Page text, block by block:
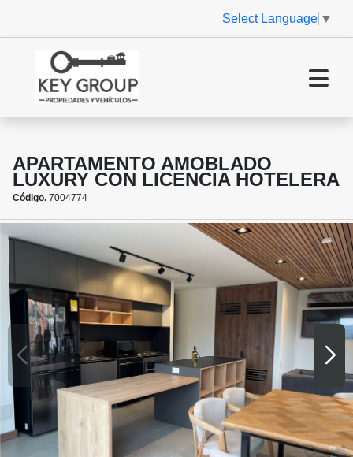
Select Language ▼
APARTAMENTO AMOBLADO
LUXURY CON LICENCIA HOTELERA
Código. 7004774